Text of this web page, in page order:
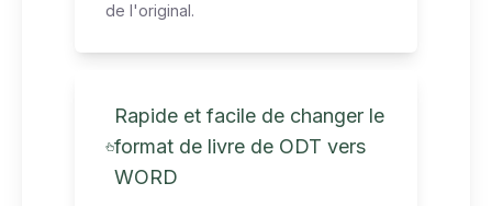
de l'original.
Rapide et facile de changer le
format de livre de ODT vers
WORD